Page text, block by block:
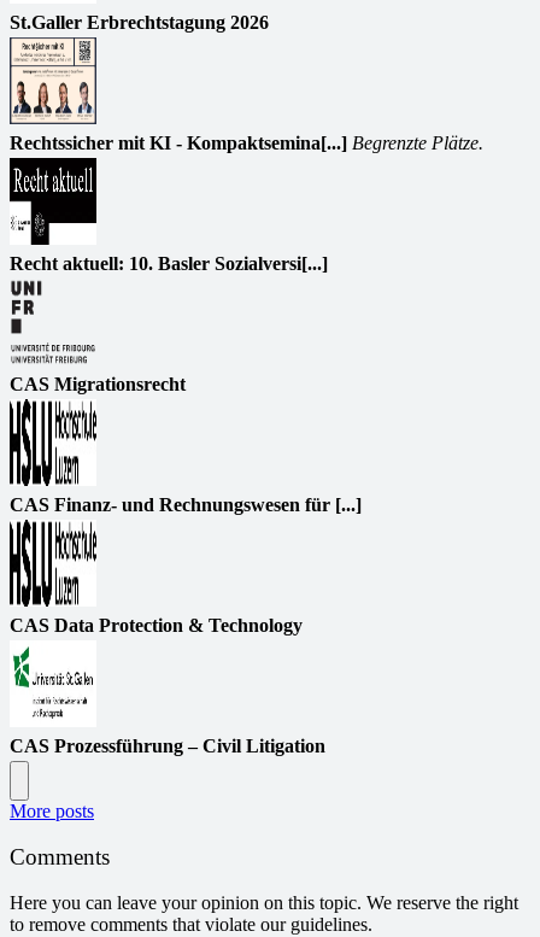
St.Galler Erbrechtstagung 2026
Rechtssicher mit KI - Kompaktsemina[...] Begrenzte Plätze.
Recht aktuell: 10. Basler Sozialversi[...]
CAS Migrationsrecht
CAS Finanz- und Rechnungswesen für [...]
CAS Data Protection & Technology
CAS Prozessführung – Civil Litigation
More posts
Comments
Here you can leave your opinion on this topic. We reserve the right
to remove comments that violate our guidelines.